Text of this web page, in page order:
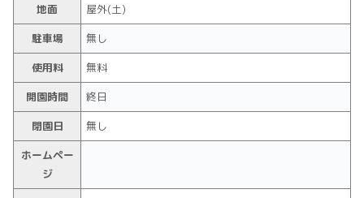
地面
屋外(土)
駐車場
無し
使用料
無料
開園時間
終日
閉園日
無し
ホームペー
ジ